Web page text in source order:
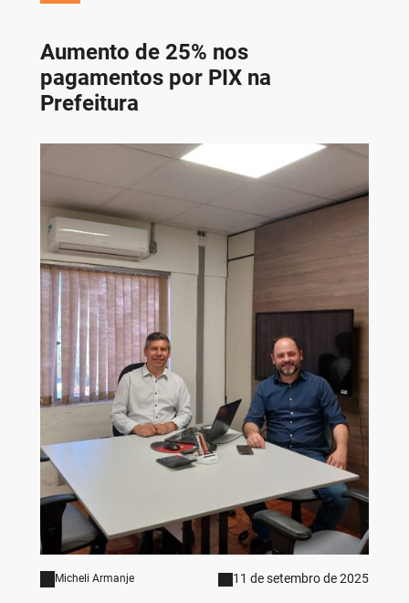
Aumento de 25% nos
pagamentos por PIX na
Prefeitura
Micheli Armanje 11 de setembro de 2025